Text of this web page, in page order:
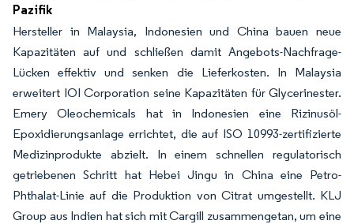
Pazifik
Hersteller in Malaysia, Indonesien und China bauen neue
Kapazitäten auf und schließen damit Angebots-Nachfrage-
Lücken effektiv und senken die Lieferkosten. In Malaysia
erweitert IOI Corporation seine Kapazitäten für Glycerinester.
Emery Oleochemicals hat in Indonesien eine Rizinusöl-
Epoxidierungsanlage errichtet, die auf ISO 10993-zertifizierte
Medizinprodukte abzielt. In einem schnellen regulatorisch
getriebenen Schritt hat Hebei Jingu in China eine Petro-
Phthalat-Linie auf die Produktion von Citrat umgestellt. KLJ
Group aus Indien hat sich mit Cargill zusammengetan, um eine